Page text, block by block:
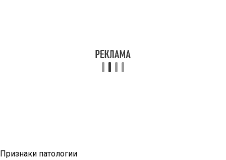
Признаки патологии